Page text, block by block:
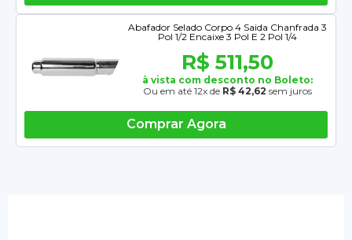
Abafador Selado Corpo 4 Saida Chanfrada 3
Pol 1/2 Encaixe 3 Pol E 2 Pol 1/4
R$ 511,50
à vista com desconto no Boleto:
Ou em até 12x de R$ 42,62 sem juros
Comprar Agora